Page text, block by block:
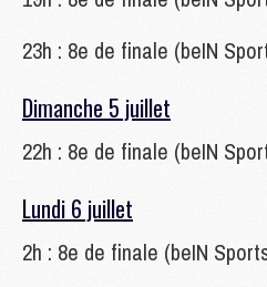
23h : 8e de finale (beIN
Dimanche 5 juillet
22h : 8e de finale (beIN
Lundi 6 juillet
2h : 8e de finale (beIN